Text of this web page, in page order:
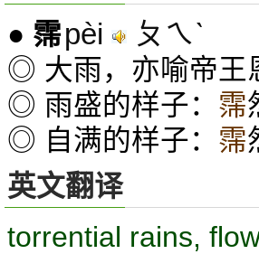
● 霈pèi ㄆㄟˋ
◎ 大雨，亦喻帝王
◎ 雨盛的样子： 霈
◎ 自满的样子： 霈
英文翻译
torrential rains,